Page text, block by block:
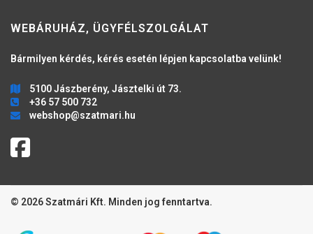
WEBÁRUHÁZ, ÜGYFÉLSZOLGÁLAT
Bármilyen kérdés, kérés esetén lépjen kapcsolatba velünk!
5100 Jászberény, Jásztelki út 73.
+36 57 500 732
webshop@szatmari.hu
© 2026 Szatmári Kft. Minden jog fenntartva.